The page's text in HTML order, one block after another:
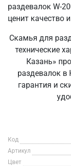
раздевалок W-
ценит качество
Скамья для
технические
Казань»
раздевалок в
гарантия и
Код
Артикул
Цвет